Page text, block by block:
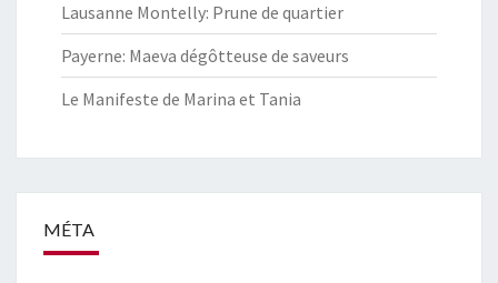
Lausanne Montelly: Prune de quartier
Payerne: Maeva dégôtteuse de saveurs
Le Manifeste de Marina et Tania
MÉTA